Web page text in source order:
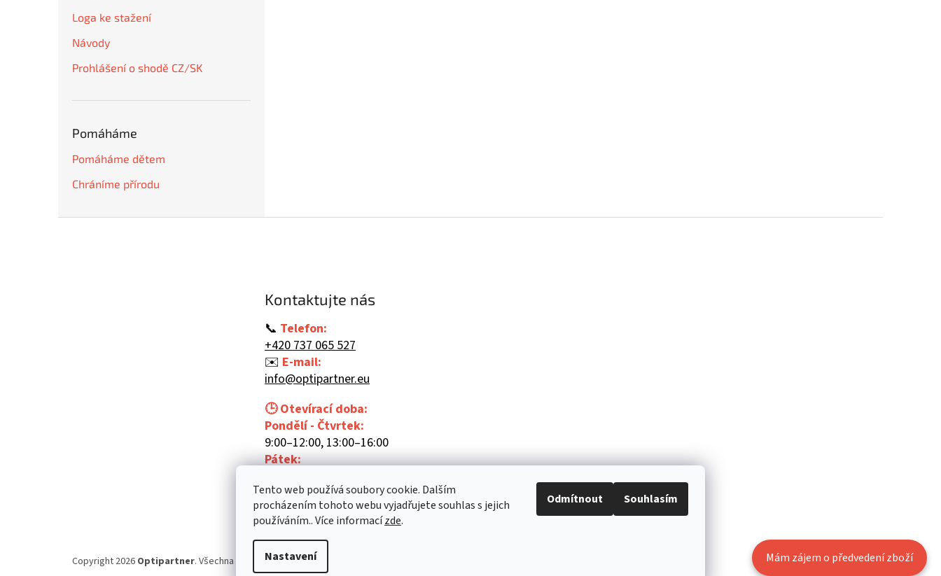
Mám zájem o předvedení zboží
Tento web používá soubory cookie. Dalším
procházením tohoto webu vyjadřujete souhlas s jejich
používáním.. Více informacízde.
Nastavení
Odmítnout Souhlasím
Loga ke stažení
Návody
Prohlášení o shodě CZ/SK
Pomáháme
Pomáháme dětem
Chráníme přírodu
Kontaktujte nás
📞 Telefon:
+420 737 065 527
✉️ E-mail:
info@optipartner.eu
🕒 Otevírací doba:
Pondělí - Čtvrtek:
9:00–12:00, 13:00–16:00
Pátek:
Vytvořil Shoptet
Copyright 2026 Optipartner. Všechna práva vyhrazena.Upravit nastavení cookies